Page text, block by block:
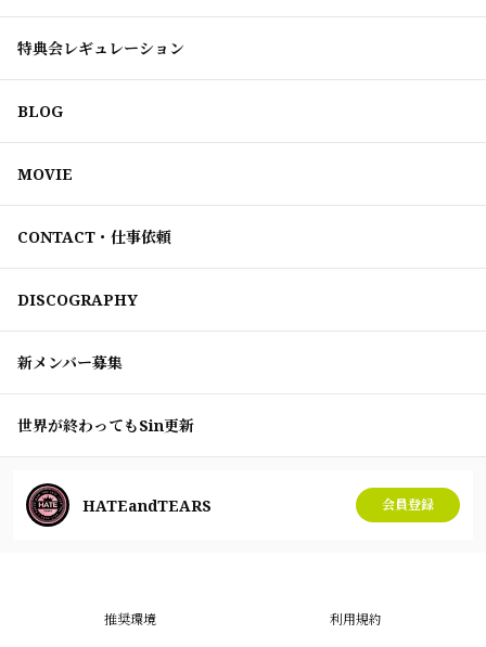
特典会レギュレーション
BLOG
MOVIE
CONTACT・仕事依頼
DISCOGRAPHY
新メンバー募集
世界が終わってもSin更新
HATEandTEARS 会員登録
推奨環境 利用規約